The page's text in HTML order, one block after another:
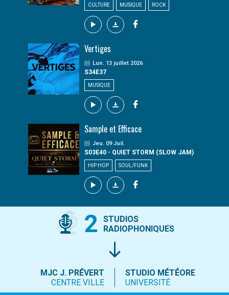
CULTURE MUSIQUE ROCK
Vertiges
Lun. 13 juillet 2026
S34E37
MUSIQUE
Sample et Efficace
Jeu. 09 Juil.
S03E40 - QUIET STORM (SLOW JAM)
HIP HOP SOUL/FUNK
2
STUDIOS
RADIOPHONIQUES
MJC J. PRÉVERT
CENTRE VILLE
STUDIO MÉTÉORE
UNIVERSITÉ